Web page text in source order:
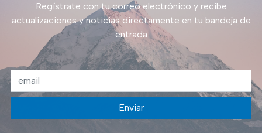
Regístrate con tu correo electrónico y recibe
actualizaciones y noticias directamente en tu bandeja de
entrada
Enviar